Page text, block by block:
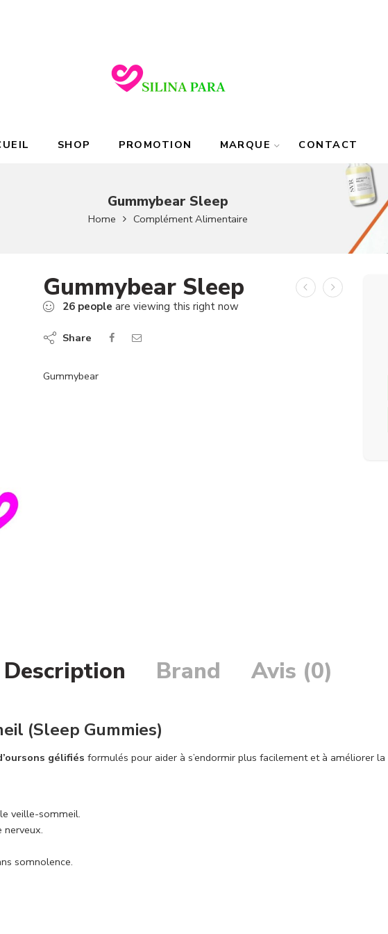
SHOP PROMOTION MARQUE CONTACT
Gummybear Sleep
Home Complément Alimentaire
Gummybear Sleep
26 people are viewing this right now
Share
Gummybear
Description Brand Avis (0)
(Sleep Gummies)
gélifiés formulés pour aider à s’endormir plus facilement et à améliorer
veille-sommeil.
nerveux.
somnolence.